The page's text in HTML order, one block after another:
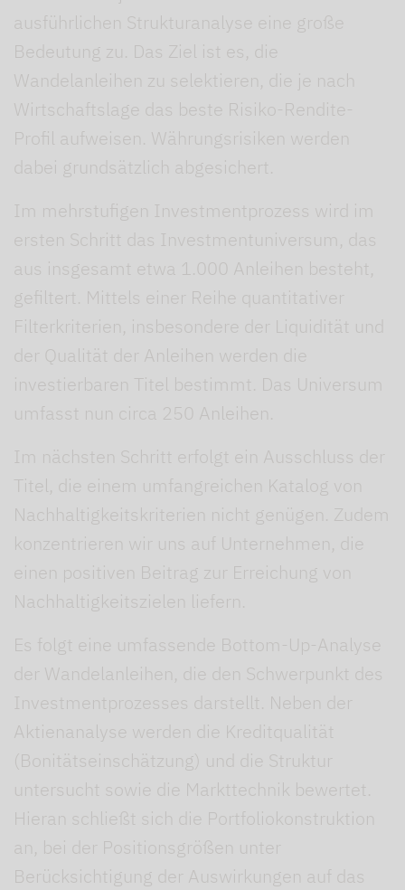
ausführlichen Strukturanalyse eine große
Bedeutung zu. Das Ziel ist es, die
Wandelanleihen zu selektieren, die je nach
Wirtschaftslage das beste Risiko-Rendite-
Profil aufweisen. Währungsrisiken werden
dabei grundsätzlich abgesichert.
Im mehrstufigen Investmentprozess wird im
ersten Schritt das Investmentuniversum, das
aus insgesamt etwa 1.000 Anleihen besteht,
gefiltert. Mittels einer Reihe quantitativer
Filterkriterien, insbesondere der Liquidität und
der Qualität der Anleihen werden die
investierbaren Titel bestimmt. Das Universum
umfasst nun circa 250 Anleihen.
Im nächsten Schritt erfolgt ein Ausschluss der
Titel, die einem umfangreichen Katalog von
Nachhaltigkeitskriterien nicht genügen. Zudem
konzentrieren wir uns auf Unternehmen, die
einen positiven Beitrag zur Erreichung von
Nachhaltigkeitszielen liefern.
Es folgt eine umfassende Bottom-Up-Analyse
der Wandelanleihen, die den Schwerpunkt des
Investmentprozesses darstellt. Neben der
Aktienanalyse werden die Kreditqualität
(Bonitätseinschätzung) und die Struktur
untersucht sowie die Markttechnik bewertet.
Hieran schließt sich die Portfoliokonstruktion
an, bei der Positionsgrößen unter
Berücksichtigung der Auswirkungen auf das